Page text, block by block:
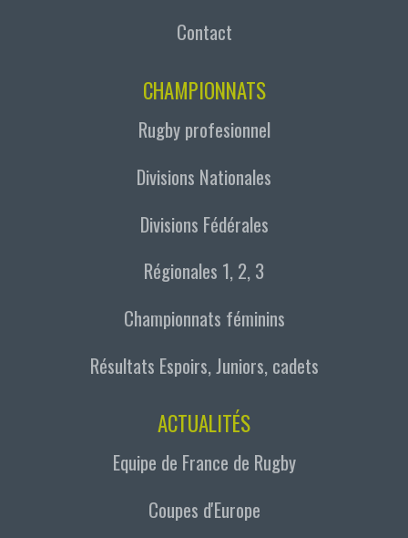
Contact
CHAMPIONNATS
Rugby profesionnel
Divisions Nationales
Divisions Fédérales
Régionales 1, 2, 3
Championnats féminins
Résultats Espoirs, Juniors, cadets
ACTUALITÉS
Equipe de France de Rugby
Coupes d'Europe